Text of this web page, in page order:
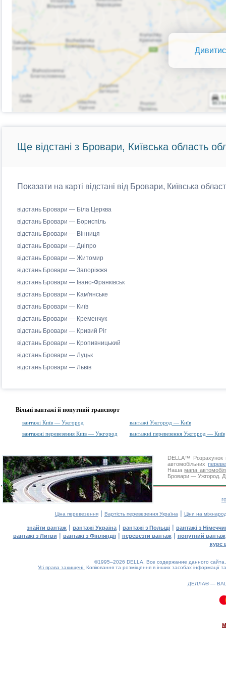
Ще відстані з Бровари, Київська область
Показати на карті відстані від Бровари, Київська
відстань Бровари — Біла Церква
відстань Бровари — Бориспіль
відстань Бровари — Вінниця
відстань Бровари — Дніпро
відстань Бровари — Житомир
відстань Бровари — Запоріжжя
відстань Бровари — Івано-Франківськ
відстань Бровари — Кам'янське
відстань Бровари — Київ
відстань Бровари — Кременчук
відстань Бровари — Кривий Ріг
відстань Бровари — Кропивницький
відстань Бровари — Луцьк
відстань Бровари — Львів
Вільні вантажі й попутний транспорт
вантажі Київ — Ужгород
вантажі Ужгород — Київ
вантажні перевезення Київ — Ужгород
вантажні перевезення Ужгород — Київ
DELLA™
Розрахунок
автомобільних
Нашамапа
Бровари — Ужгород.
Ціна перевезення| Вартість перевезення Україна | Ціни на
знайти вантаж | вантажі Україна | вантажі з Польщі | вантажі з
вантажі з Литви | вантажі з Фінляндії| перевезти вантаж| попутний вантаж
курс
©1995–2026 DELLA. Все содержание данного
Усі права захищені. Копіювання та розміщення в інших засобах інформації
ДЕЛЛА® —